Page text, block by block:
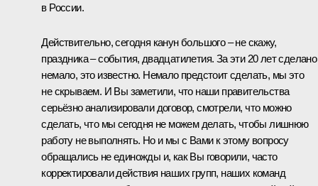
в России.
Действительно, сегодня канун большого – не скажу,
праздника – события, двадцатилетия. За эти 20 лет сделано
немало, это известно. Немало предстоит сделать, мы это
не скрываем. И Вы заметили, что наши правительства
серьёзно анализировали договор, смотрели, что можно
сделать, что мы сегодня не можем делать, чтобы лишнюю
работу не выполнять. Но и мы с Вами к этому вопросу
обращались не единожды и, как Вы говорили, часто
корректировали действия наших групп, наших команд